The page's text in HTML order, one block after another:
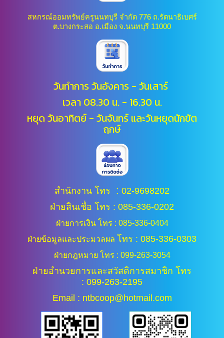
สหกรณ์ออมทรัพย์ครูนนทบุรี จำกัด 776 ถ.รัตนาธิเบศร์
ต.บางกระสอ อ.เมือง จ.นนทบุรี 11000
วันทำการ วันอังคาร - วันเสาร์
เวลา 08.30 น. - 16.30 น.
หยุด วันอาทิตย์ - วันจันทร์ และวันหยุดนักขัต
ฤกษ์
สำนักงาน โทร : 02-9698202
ฝ่ายสินเชื่อ โทร : 085-336-0202
ฝ่ายการเงิน โทร : 085-336-0404
ฝ่ายข้อมูลและประมวลผล โทร : 085-336-0303
ฝ่ายกฎหมาย โทร : 099-263-3054
ฝ่ายอำนวยการและสวัสดิการสมาชิก โทร
: 099-263-2195
Email : ntbcoop@hotmail.com